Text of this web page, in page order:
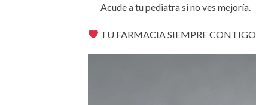
Acude a tu pediatra si no ves mejoría.
TU FARMACIA SIEMPRE CONTIGO